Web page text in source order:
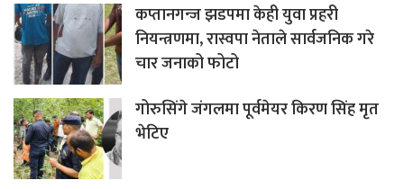
कप्तानगन्ज झडपमा केही युवा प्रहरी
नियन्त्रणमा, रास्वपा नेताले सार्वजनिक गरे
चार जनाको फोटो
गोरुसिंगे जंगलमा पूर्वमेयर किरण सिंह मृत
भेटिए